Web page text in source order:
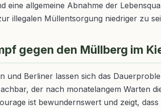
eine allgemeine Abnahme der
illegalen Müllentsorgung niedriger zu
gegen den Müllberg im
und Berliner lassen sich das
der nach monatelangem Warten
ist bewundernswert und zeigt,